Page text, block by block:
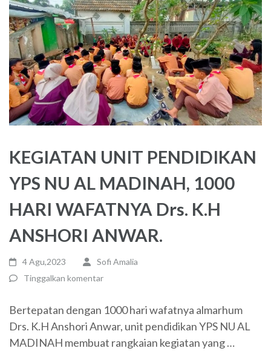
KEGIATAN UNIT PENDIDIKAN
YPS NU AL MADINAH, 1000
HARI WAFATNYA Drs. K.H
ANSHORI ANWAR.
4 Agu,2023
Sofi Amalia
Tinggalkan komentar
Bertepatan dengan 1000 hari wafatnya almarhum
Drs. K.H Anshori Anwar, unit pendidikan YPS NU AL
MADINAH membuat rangkaian kegiatan yang …